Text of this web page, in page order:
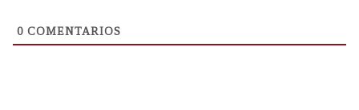
0 COMENTARIOS